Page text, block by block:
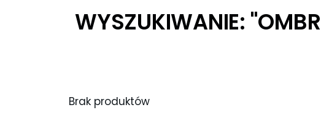
WYSZUKIWANIE:
Brak produktów